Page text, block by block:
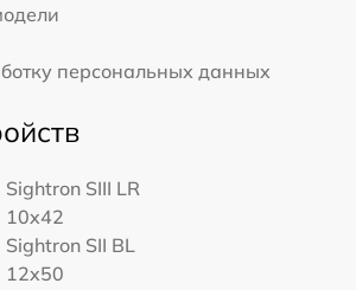
персональных данных
Sightron SIII LR
10x42
Sightron SII BL
12x50